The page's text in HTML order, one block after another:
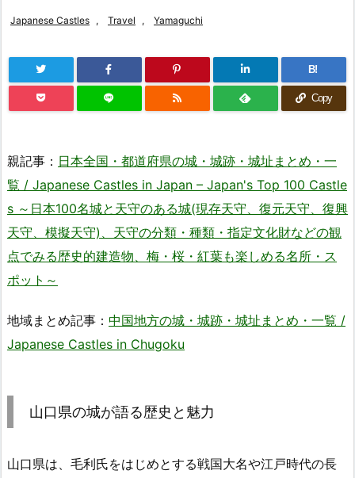
Japanese Castles , Travel , Yamaguchi
B!
Copy
親記事： 日本全国・都道府県の城・城跡・城址まとめ・一
覧 / Japanese Castles in Japan – Japan's Top 100 Castle
s ～日本100名城と天守のある城(現存天守、復元天守、復興
天守、模擬天守)、天守の分類・種類・指定文化財などの観
点でみる歴史的建造物、梅・桜・紅葉も楽しめる名所・ス
ポット～
地域まとめ記事： 中国地方の城・城跡・城址まとめ・一覧 /
Japanese Castles in Chugoku
山口県の城が語る歴史と魅力
山口県は、毛利氏をはじめとする戦国大名や江戸時代の長